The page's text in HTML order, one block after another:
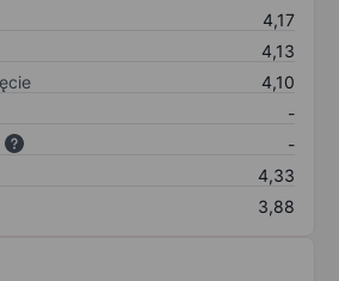
4,17
4,13
4,10
-
-
4,33
3,88